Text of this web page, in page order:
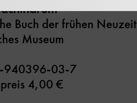
Buch der frühen Neuzeit
Museum
940396-03-7
4,00 €